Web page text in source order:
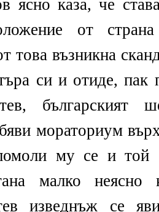
ясно каза, че
от
това възникна
си и отиде,
българският
мораториум
му се и той
малко
изведнъж се